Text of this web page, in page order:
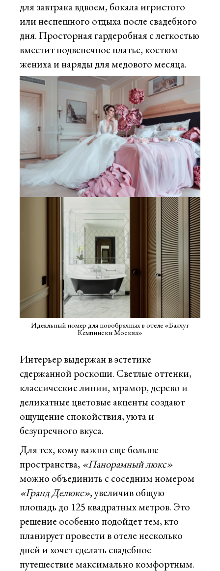
для завтрака вдвоем, бокала игристого
или неспешного отдыха после свадебного
дня. Просторная гардеробная с легкостью
вместит подвенечное платье, костюм
жениха и наряды для медового месяца.
Идеальный номер для новобрачных в отеле «Балчуг
Кемпински Москва»
Интерьер выдержан в эстетике
сдержанной роскоши. Светлые оттенки,
классические линии, мрамор, дерево и
деликатные цветовые акценты создают
ощущение спокойствия, уюта и
безупречного вкуса.
Для тех, кому важно еще больше
пространства, «Панорамный люкс»
можно объединить с соседним номером
«Гранд Делюкс», увеличив общую
площадь до 125 квадратных метров. Это
решение особенно подойдет тем, кто
планирует провести в отеле несколько
дней и хочет сделать свадебное
путешествие максимально комфортным.